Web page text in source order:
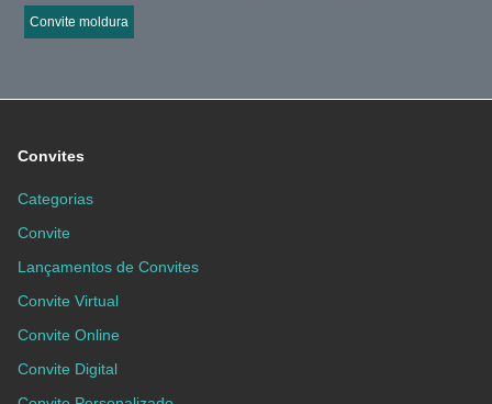
Convite moldura
Convites
Categorias
Convite
Lançamentos de Convites
Convite Virtual
Convite Online
Convite Digital